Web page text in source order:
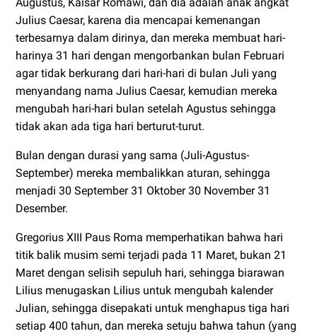
Julius Caesar, karena dia mencapai kemenangan
terbesarnya dalam dirinya, dan mereka membuat hari-
harinya 31 hari dengan mengorbankan bulan Februari
agar tidak berkurang dari hari-hari di bulan Juli yang
menyandang nama Julius Caesar, kemudian mereka
mengubah hari-hari bulan setelah Agustus sehingga
tidak akan ada tiga hari berturut-turut.
Bulan dengan durasi yang sama (Juli-Agustus-
September) mereka membalikkan aturan, sehingga
menjadi 30 September 31 Oktober 30 November 31
Desember.
Gregorius XIII Paus Roma memperhatikan bahwa hari
titik balik musim semi terjadi pada 11 Maret, bukan 21
Maret dengan selisih sepuluh hari, sehingga biarawan
Lilius menugaskan Lilius untuk mengubah kalender
Julian, sehingga disepakati untuk menghapus tiga hari
setiap 400 tahun, dan mereka setuju bahwa tahun (yang